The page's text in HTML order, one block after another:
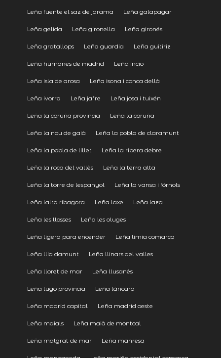
Leña fuente el saz de jarama Leña galapagar
Leña gelida Leña gironella Leña gironés
Leña gratallops Leña guardia Leña guitiriz
Leña humanes de madrid Leña incio
Leña isla de arosa Leña isona i conca dellà
Leña ivorra Leña jafre Leña josa i tuixén
Leña la coruña provincia Leña la coruña
Leña la nou de gaià Leña la pobla de claramunt
Leña la pobla de lillet Leña la ribera debre
Leña la roca del vallès Leña la terra alta
Leña la torre de lespanyol Leña la vansa i fórnols
Leña lalta ribagora Leña laxe Leña laza
Leña les llosses Leña les oluges
Leña ligera para encender Leña limia comarca
Leña llia damunt Leña llinars del valles
Leña lloret de mar Leña llusanés
Leña lugo provincia Leña láncara
Leña madrid capital Leña madrid oeste
Leña maials Leña maià de montcal
Leña malgrat de mar Leña manresa